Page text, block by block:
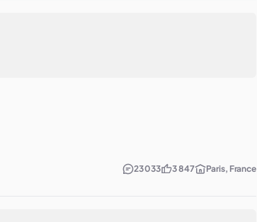
23 033 3 847 Paris, France